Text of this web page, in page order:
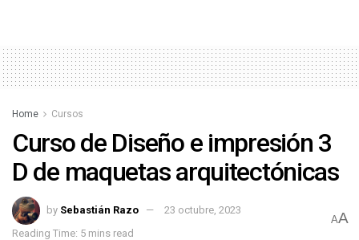
Home Cursos
Curso de Diseño e impresión 3
D de maquetas arquitectónicas
by Sebastián Razo
23 octubre, 2023
Reading Time: 5 mins read
AA